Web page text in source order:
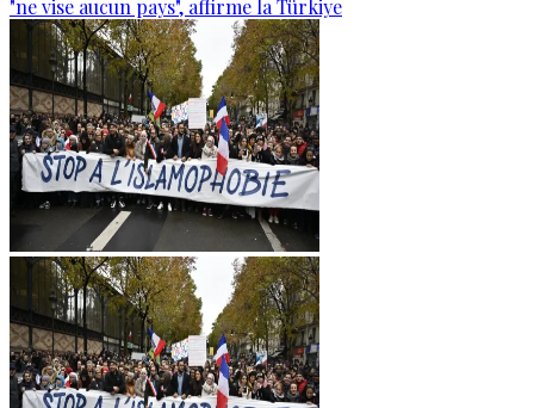
"ne vise aucun pays", affirme la Türkiye